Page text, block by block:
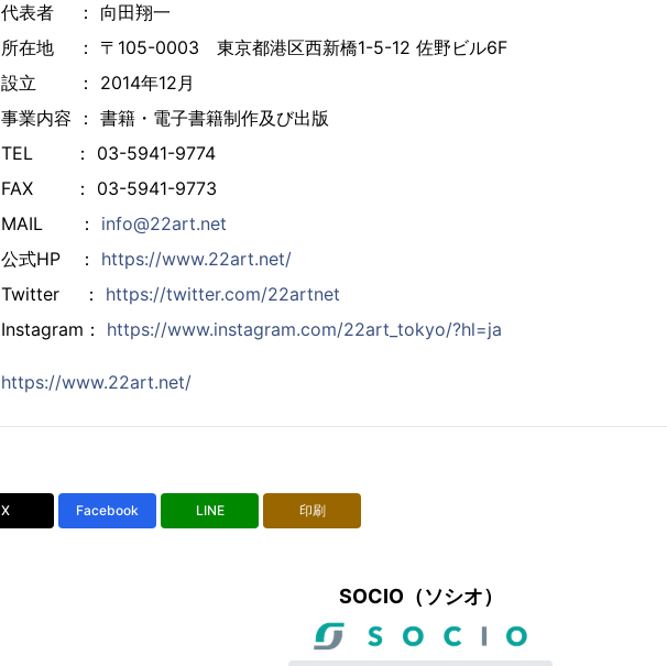
代表者 ： 向田翔一
所在地 ： 〒105-0003 東京都港区西新橋1-5-12 佐野ビル6F
設立 ： 2014年12月
事業内容 ： 書籍・電子書籍制作及び出版
TEL ： 03-5941-9774
FAX ： 03-5941-9773
MAIL ： info@22art.net
公式HP ： https://www.22art.net/
Twitter ： https://twitter.com/22artnet
Instagram： https://www.instagram.com/22art_tokyo/?hl=ja
https://www.22art.net/
X Facebook LINE 印刷
SOCIO（ソシオ）